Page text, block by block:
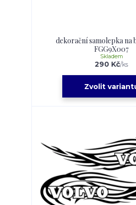
dekorační samolepka na
FGG9X007
290 Kč/ks
Skladem
Zvolit